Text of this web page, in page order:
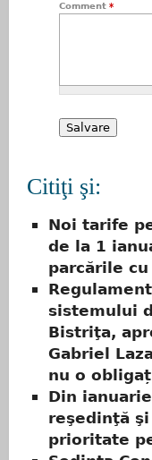
Comment *
Citiţi şi:
Noi tarife
de la 1
parcările
sistemului
Bistriţa,
Gabriel
nu o
Din
reşedinţă
prioritate